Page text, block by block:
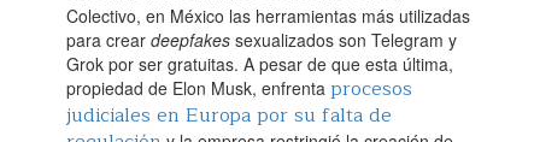
Colectivo, en México las herramientas más utilizadas
para crear deepfakes sexualizados son Telegram y
Grok por ser gratuitas. A pesar de que esta última,
propiedad de Elon Musk, enfrenta procesos
judiciales en Europa por su falta de